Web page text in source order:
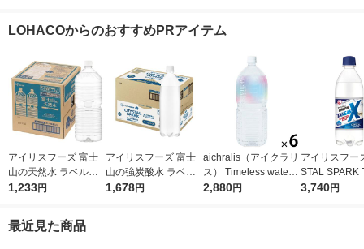
シ） オリジナル
LOHACOからのおすすめPRアイテム
アイリスフーズ 富士
山の天然水 ラベルレ
ス 2L 1箱（9本入）
1,233円
アイリスフーズ 富士
山の強炭酸水 ラベル
レス 1L 1箱（15本
1,678円
aichralis（アイクラリ
ス） Timeless water
タイムレス ウォータ
2,880円
アイリスフー
STAL SPARK
N X 450ml 1
3,740円
最近見た商品